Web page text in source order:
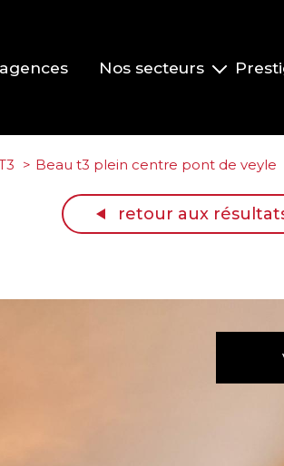
Nos secteurs
La Roche-Vineuse et le Clusinois
Beau t3 plein centre pont de veyle
retour aux